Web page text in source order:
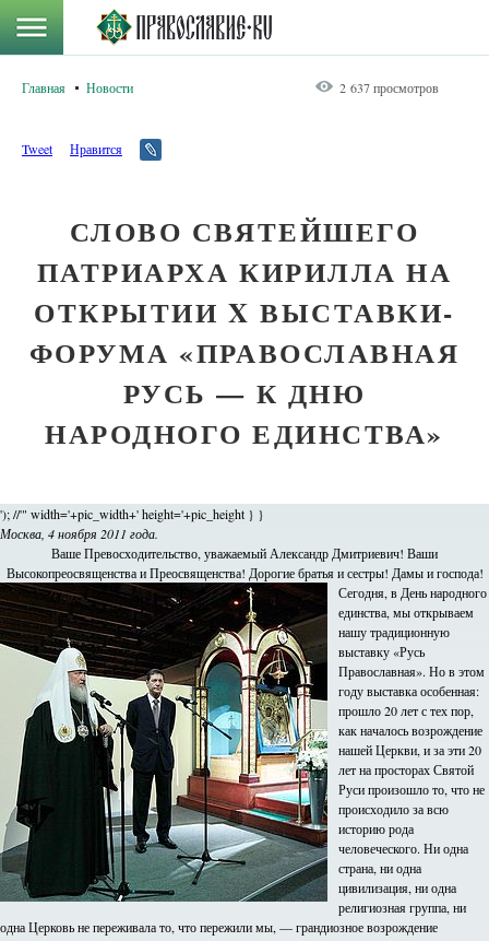
Главная Новости 2 637 просмотров
Tweet Нравится
СЛОВО СВЯТЕЙШЕГО
ПАТРИАРХА КИРИЛЛА НА
ОТКРЫТИИ X ВЫСТАВКИ-
ФОРУМА «ПРАВОСЛАВНАЯ
РУСЬ — К ДНЮ
НАРОДНОГО ЕДИНСТВА»
'); //'" width='+pic_width+' height='+pic_height } }
Москва, 4 ноября 2011 года.
Ваше Превосходительство, уважаемый Александр Дмитриевич! Ваши
Высокопреосвященства и Преосвященства! Дорогие братья и сестры! Дамы и господа!
Сегодня, в День народного
единства, мы открываем
нашу традиционную
выставку «Русь
Православная». Но в этом
году выставка особенная:
прошло 20 лет с тех пор,
как началось возрождение
нашей Церкви, и за эти 20
лет на просторах Святой
Руси произошло то, что не
происходило за всю
историю рода
человеческого. Ни одна
страна, ни одна
цивилизация, ни одна
религиозная группа, ни
одна Церковь не переживала то, что пережили мы, — грандиозное возрождение